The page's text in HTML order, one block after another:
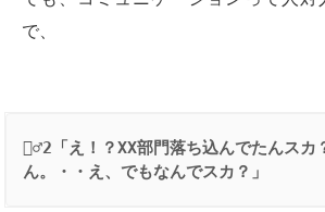
で、
👱‍♂️2 「え！？XX部門落ち込んでたんスカ
ん。・・え、でもなんでスカ？」